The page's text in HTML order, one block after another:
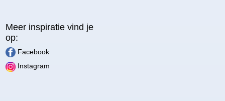
Meer inspiratie vind je
op:
Facebook
Instagram